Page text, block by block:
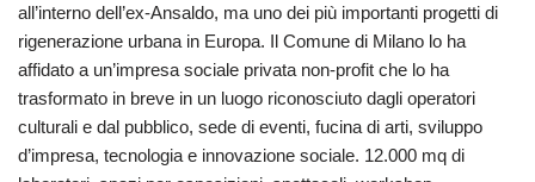
all’interno dell’ex-Ansaldo, ma uno dei più importanti progetti di
rigenerazione urbana in Europa. Il Comune di Milano lo ha
affidato a un’impresa sociale privata non-profit che lo ha
trasformato in breve in un luogo riconosciuto dagli operatori
culturali e dal pubblico, sede di eventi, fucina di arti, sviluppo
d’impresa, tecnologia e innovazione sociale. 12.000 mq di